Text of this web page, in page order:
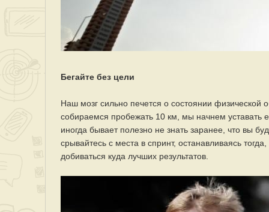
Бегайте без цели
Наш мозг сильно печется о состоянии
собираемся пробежать 10 км, мы начнем уставать
иногда бывает полезно не знать заранее, что вы
срывайтесь с места в спринт, останавливаясь
добиваться куда лучших результатов.